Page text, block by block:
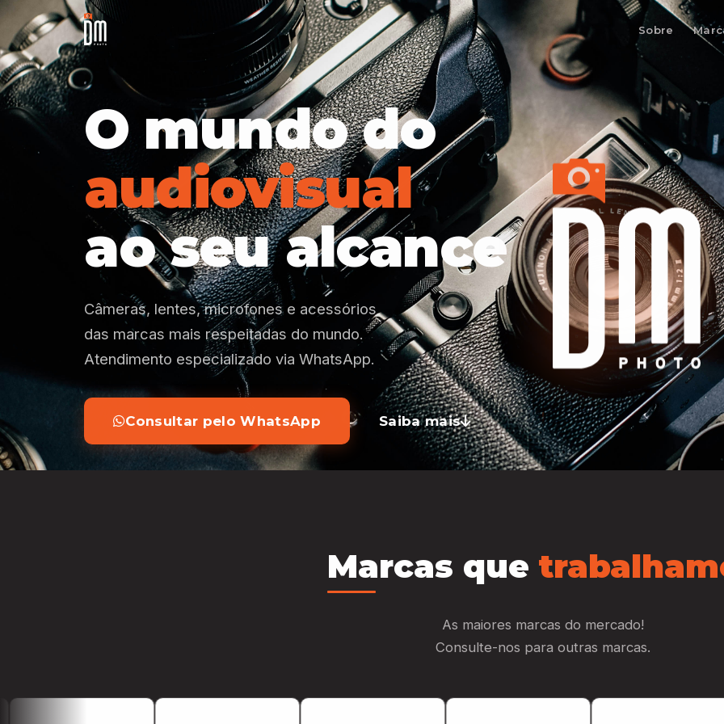
Sobre
O mundo do
audiovisual
ao seu alcance
Câmeras, lentes, microfones e acessórios
das marcas mais respeitadas do mundo.
Atendimento especializado via WhatsApp.
Consultar pelo WhatsApp Saiba mais
Marcas que
As maiores marcas do mercado!
Consulte-nos para outras marcas.